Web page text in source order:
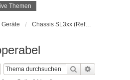
Themen
Geräte Chassis SL3xx (Reference UHD, Connect UHD, Art UHD, aktuelle Full HD Modelle) Baujahr ab 2014
Suche